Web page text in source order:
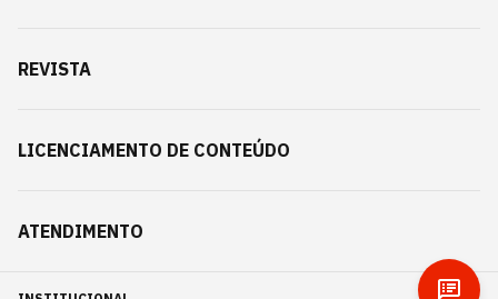
REVISTA
LICENCIAMENTO DE CONTEÚDO
ATENDIMENTO